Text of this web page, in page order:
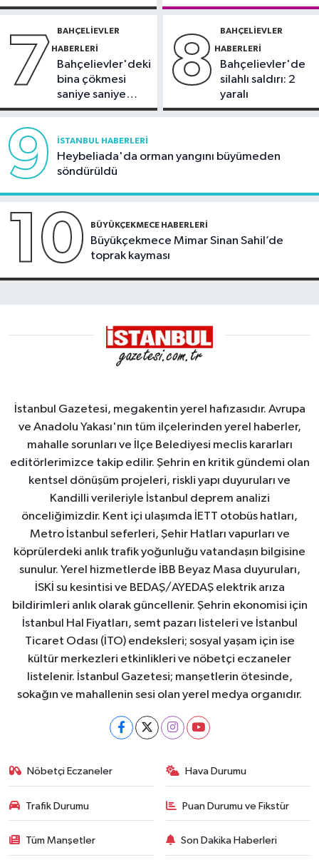
kavga
7 BAHÇELIEVLER
HABERLERI
Bahçelievler'deki
bina çökmesi
saniye saniye
görüntülendi
8 BAHÇELIEVLER
HABERLERI
Bahçelievler'de
silahlı saldırı: 2
yaralı
9 İSTANBUL HABERLERI
Heybeliada'da orman yangını büyümeden
söndürüldü
10 BÜYÜKÇEKMECE HABERLERI
Büyükçekmece Mimar Sinan Sahil’de
toprak kayması
İstanbul Gazetesi, megakentin yerel hafızasıdır. Avrupa
ve Anadolu Yakası'nın tüm ilçelerinden yerel haberler,
mahalle sorunları ve İlçe Belediyesi meclis kararları
editörlerimizce takip edilir. Şehrin en kritik gündemi olan
kentsel dönüşüm projeleri, riskli yapı duyuruları ve
Kandilli verileriyle İstanbul deprem analizi
önceliğimizdir. Kent içi ulaşımda İETT otobüs hatları,
Metro İstanbul seferleri, Şehir Hatları vapurları ve
köprülerdeki anlık trafik yoğunluğu vatandaşın bilgisine
sunulur. Yerel hizmetlerde İBB Beyaz Masa duyuruları,
İSKİ su kesintisi ve BEDAŞ/AYEDAŞ elektrik arıza
bildirimleri anlık olarak güncellenir. Şehrin ekonomisi için
İstanbul Hal Fiyatları, semt pazarı listeleri ve İstanbul
Ticaret Odası (İTO) endeksleri; sosyal yaşam için ise
kültür merkezleri etkinlikleri ve nöbetçi eczaneler
listelenir. İstanbul Gazetesi; manşetlerin ötesinde,
sokağın ve mahallenin sesi olan yerel medya organıdır.
Nöbetçi Eczaneler Hava Durumu
Trafik Durumu Puan Durumu ve Fikstür
Tüm Manşetler Son Dakika Haberleri